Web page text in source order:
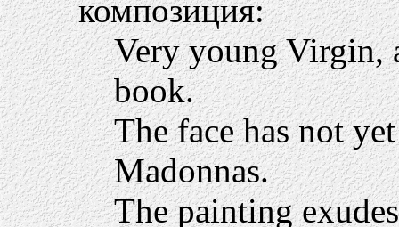
композиция:
Very young Virgin,
book.
The face has not
Madonnas.
The painting